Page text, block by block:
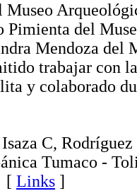
Museo
Pimienta del
Mendoza del
trabajar con
y colaborado
C,
Tumaco -
[ Links ]